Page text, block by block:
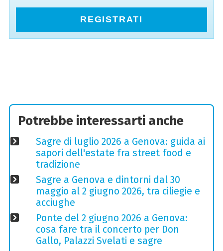
REGISTRATI
Potrebbe interessarti anche
Sagre di luglio 2026 a Genova: guida ai
sapori dell'estate fra street food e
tradizione
Sagre a Genova e dintorni dal 30
maggio al 2 giugno 2026, tra ciliegie e
acciughe
Ponte del 2 giugno 2026 a Genova:
cosa fare tra il concerto per Don
Gallo, Palazzi Svelati e sagre